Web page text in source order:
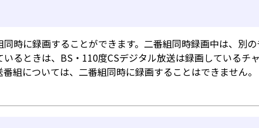
時に録画することができます。二番組同時録画中は、別の
るときは、BS・110度CSデジタル放送は録画している
組については、二番組同時に録画することはできません。